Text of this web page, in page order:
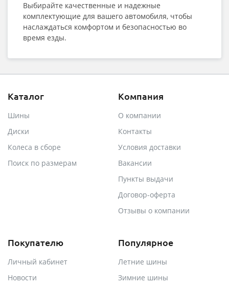
Выбирайте качественные и надежные
комплектующие для вашего автомобиля, чтобы
наслаждаться комфортом и безопасностью во
время езды.
Каталог
Шины
Диски
Колеса в сборе
Поиск по размерам
Компания
О компании
Контакты
Условия доставки
Вакансии
Пункты выдачи
Договор-оферта
Отзывы о компании
Покупателю
Личный кабинет
Новости
Популярное
Летние шины
Зимние шины